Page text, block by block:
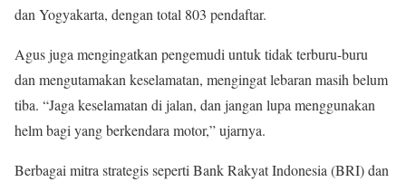
dan Yogyakarta, dengan total 803 pendaftar.
Agus juga mengingatkan pengemudi untuk tidak terburu-buru
dan mengutamakan keselamatan, mengingat lebaran masih belum
tiba. “Jaga keselamatan di jalan, dan jangan lupa menggunakan
helm bagi yang berkendara motor,” ujarnya.
Berbagai mitra strategis seperti Bank Rakyat Indonesia (BRI) dan